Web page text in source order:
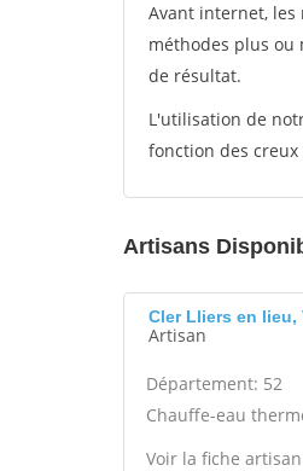
Avant internet, les
méthodes plus ou
de résultat.
L'utilisation de
fonction des
Artisans
Cler Lliers en lieu,
Artisan
Département: 52
Chauffe-eau
Voir la fiche